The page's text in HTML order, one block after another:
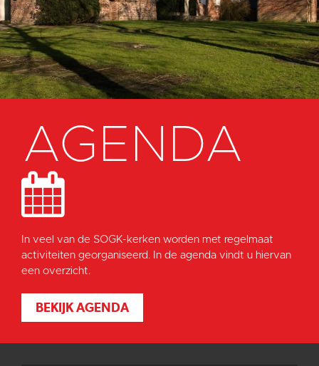
AGENDA
In veel van de SOGK-kerken worden met regelmaat
activiteiten georganiseerd. In de agenda vindt u hiervan
een overzicht.
BEKIJK AGENDA